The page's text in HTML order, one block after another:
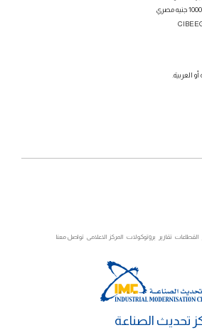
العربية.
القطاعات تقارير بروتوكولات المركز الاعلامى تواصل معنا
تحديث الصناعة